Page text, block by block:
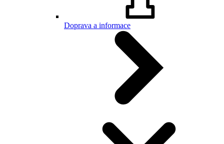
Doprava a informace